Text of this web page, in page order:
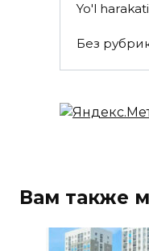
Yo'l harakati
Без
Вам также